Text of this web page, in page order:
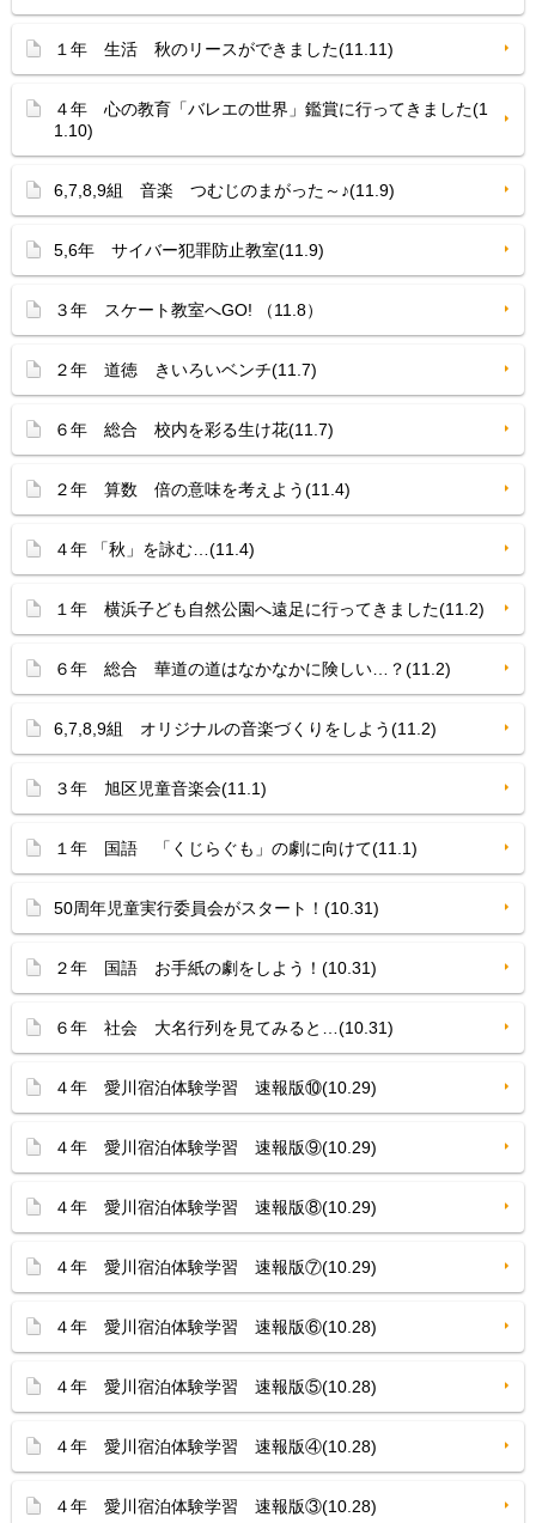
１年 生活 秋のリースができました(11.11)
４年 心の教育「バレエの世界」鑑賞に行ってきました(1
1.10)
6,7,8,9組 音楽 つむじのまがった～♪(11.9)
5,6年 サイバー犯罪防止教室(11.9)
３年 スケート教室へGO! （11.8）
２年 道徳 きいろいベンチ(11.7)
６年 総合 校内を彩る生け花(11.7)
２年 算数 倍の意味を考えよう(11.4)
４年 「秋」を詠む…(11.4)
１年 横浜子ども自然公園へ遠足に行ってきました(11.2)
６年 総合 華道の道はなかなかに険しい…？(11.2)
6,7,8,9組 オリジナルの音楽づくりをしよう(11.2)
３年 旭区児童音楽会(11.1)
１年 国語 「くじらぐも」の劇に向けて(11.1)
50周年児童実行委員会がスタート！(10.31)
２年 国語 お手紙の劇をしよう！(10.31)
６年 社会 大名行列を見てみると…(10.31)
４年 愛川宿泊体験学習 速報版⑩(10.29)
４年 愛川宿泊体験学習 速報版⑨(10.29)
４年 愛川宿泊体験学習 速報版⑧(10.29)
４年 愛川宿泊体験学習 速報版⑦(10.29)
４年 愛川宿泊体験学習 速報版⑥(10.28)
４年 愛川宿泊体験学習 速報版⑤(10.28)
４年 愛川宿泊体験学習 速報版④(10.28)
４年 愛川宿泊体験学習 速報版③(10.28)